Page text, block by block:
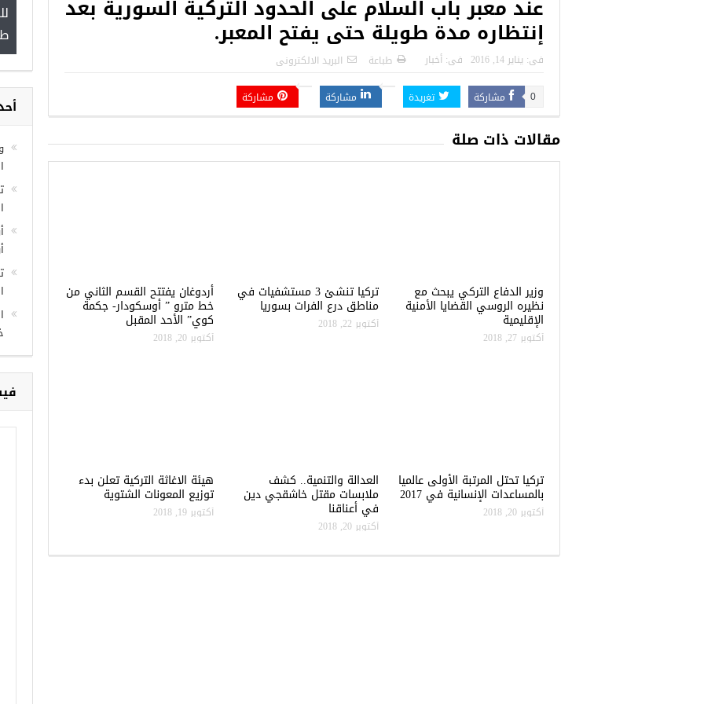
عند معبر باب السلام على الحدود التركية السورية بعد
إنتظاره مدة طويلة حتى يفتح المعبر.
فى: يناير 14, 2016 فى: أخبار طباعة البريد الالكترونى
مشاركة 0 تغريدة مشاركة مشاركة
مقالات ذات صلة
وزير الدفاع التركي يبحث مع
نظيره الروسي القضايا الأمنية
الإقليمية
أكتوبر 27, 2018
تركيا تنشئ 3 مستشفيات في
مناطق درع الفرات بسوريا
أكتوبر 22, 2018
أردوغان يفتتح القسم الثاني من
خط مترو ” أوسكودار- جكمة
كوي” الأحد المقبل
أكتوبر 20, 2018
تركيا تحتل المرتبة الأولى عالميا
بالمساعدات الإنسانية في 2017
أكتوبر 20, 2018
العدالة والتنمية.. كشف
ملابسات مقتل خاشقجي دين
في أعناقنا
أكتوبر 20, 2018
هيئة الاغاثة التركية تعلن بدء
توزيع المعونات الشتوية
أكتوبر 19, 2018
“شاهد بالصور”
رسائل تحذيرية من الشرطة التركية
للاجئين السوريين.. تعرف عليها